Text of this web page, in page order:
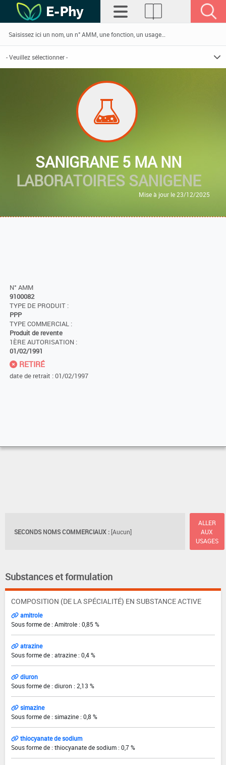
SANIGRANE 5 MA NN
LABORATOIRES SANIGENE
Mise à jour le 23/12/2025
N° AMM
9100082
TYPE DE PRODUIT :
PPP
TYPE COMMERCIAL :
Produit de revente
1ÈRE AUTORISATION :
01/02/1991
RETIRÉ
date de retrait : 01/02/1997
SECONDS NOMS COMMERCIAUX : [Aucun]
ALLER
AUX
USAGES
Substances et formulation
COMPOSITION (DE LA SPÉCIALITÉ) EN SUBSTANCE ACTIVE
amitrole
Sous forme de : Amitrole : 0,85 %
atrazine
Sous forme de : atrazine : 0,4 %
diuron
Sous forme de : diuron : 2,13 %
simazine
Sous forme de : simazine : 0,8 %
thiocyanate de sodium
Sous forme de : thiocyanate de sodium : 0,7 %